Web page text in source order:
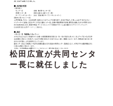
松田広宣が共同センタ
ー長に就任しました